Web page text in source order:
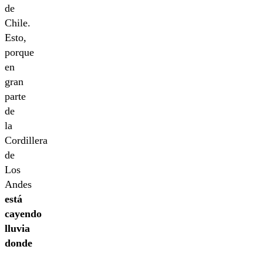
de
Chile.
Esto,
porque
en
gran
parte
de
la
Cordillera
de
Los
Andes
está
cayendo
lluvia
donde